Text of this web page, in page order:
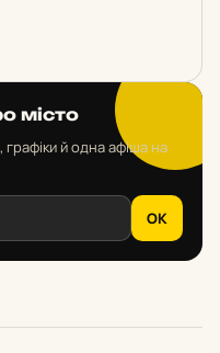
місто
й одна афіша на
OK